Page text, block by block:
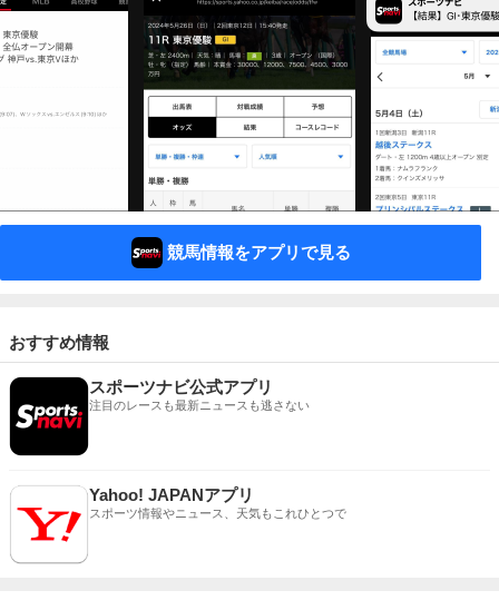
競馬情報をアプリで見る
おすすめ情報
スポーツナビ公式アプリ
注目のレースも最新ニュースも逃さない
Yahoo! JAPANアプリ
スポーツ情報やニュース、天気もこれひとつで